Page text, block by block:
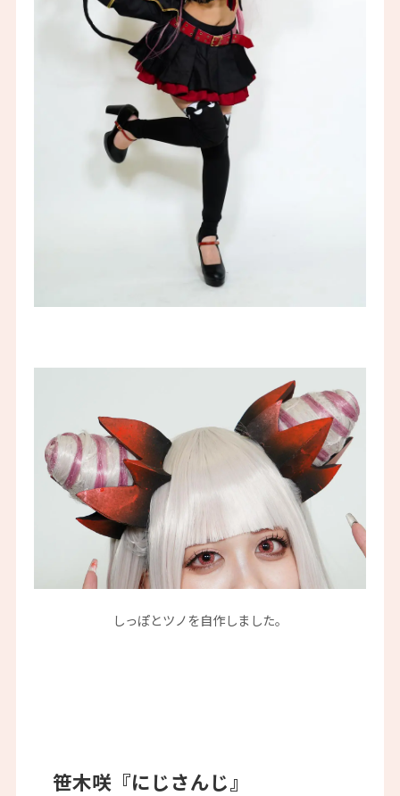
しっぽとツノを自作しました。
笹木咲『にじさんじ』